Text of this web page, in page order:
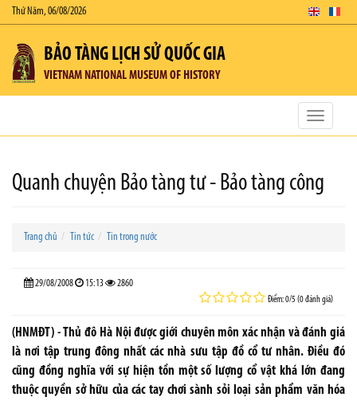
Thứ Năm, 06/08/2026
BẢO TÀNG LỊCH SỬ QUỐC GIA
VIETNAM NATIONAL MUSEUM OF HISTORY
Toggle
Quanh chuyện Bảo tàng tư - Bảo tàng công
Trang chủ Tin tức Tin trong nước
29/08/2008 15:13 2860
Điểm: 0/5 (0 đánh giá)
(HNMĐT) - Thủ đô Hà Nội được giới chuyên môn xác nhận và đánh giá
là nơi tập trung đông nhất các nhà sưu tập đồ cổ tư nhân. Điều đó
cũng đồng nghĩa với sự hiện tồn một số lượng cổ vật khá lớn đang
thuộc quyền sở hữu của các tay chơi sành sỏi loại sản phẩm văn hóa